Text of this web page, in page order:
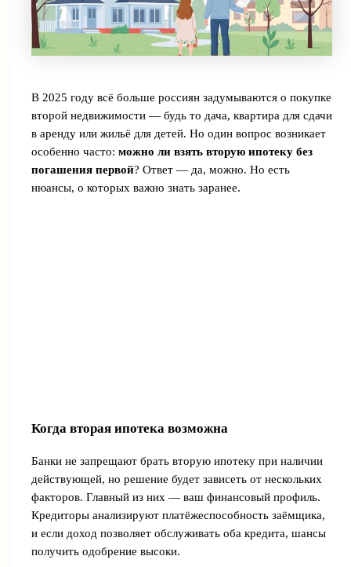
В 2025 году всё больше россиян задумываются о покупке
второй недвижимости — будь то дача, квартира для сдачи
в аренду или жильё для детей. Но один вопрос возникает
особенно часто: можно ли взять вторую ипотеку без
погашения первой? Ответ — да, можно. Но есть
нюансы, о которых важно знать заранее.
Когда вторая ипотека возможна
Банки не запрещают брать вторую ипотеку при наличии
действующей, но решение будет зависеть от нескольких
факторов. Главный из них — ваш финансовый профиль.
Кредиторы анализируют платёжеспособность заёмщика,
и если доход позволяет обслуживать оба кредита, шансы
получить одобрение высоки.